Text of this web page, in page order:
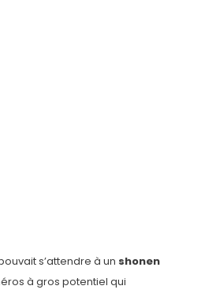
s’attendre à un shonen
à gros potentiel qui